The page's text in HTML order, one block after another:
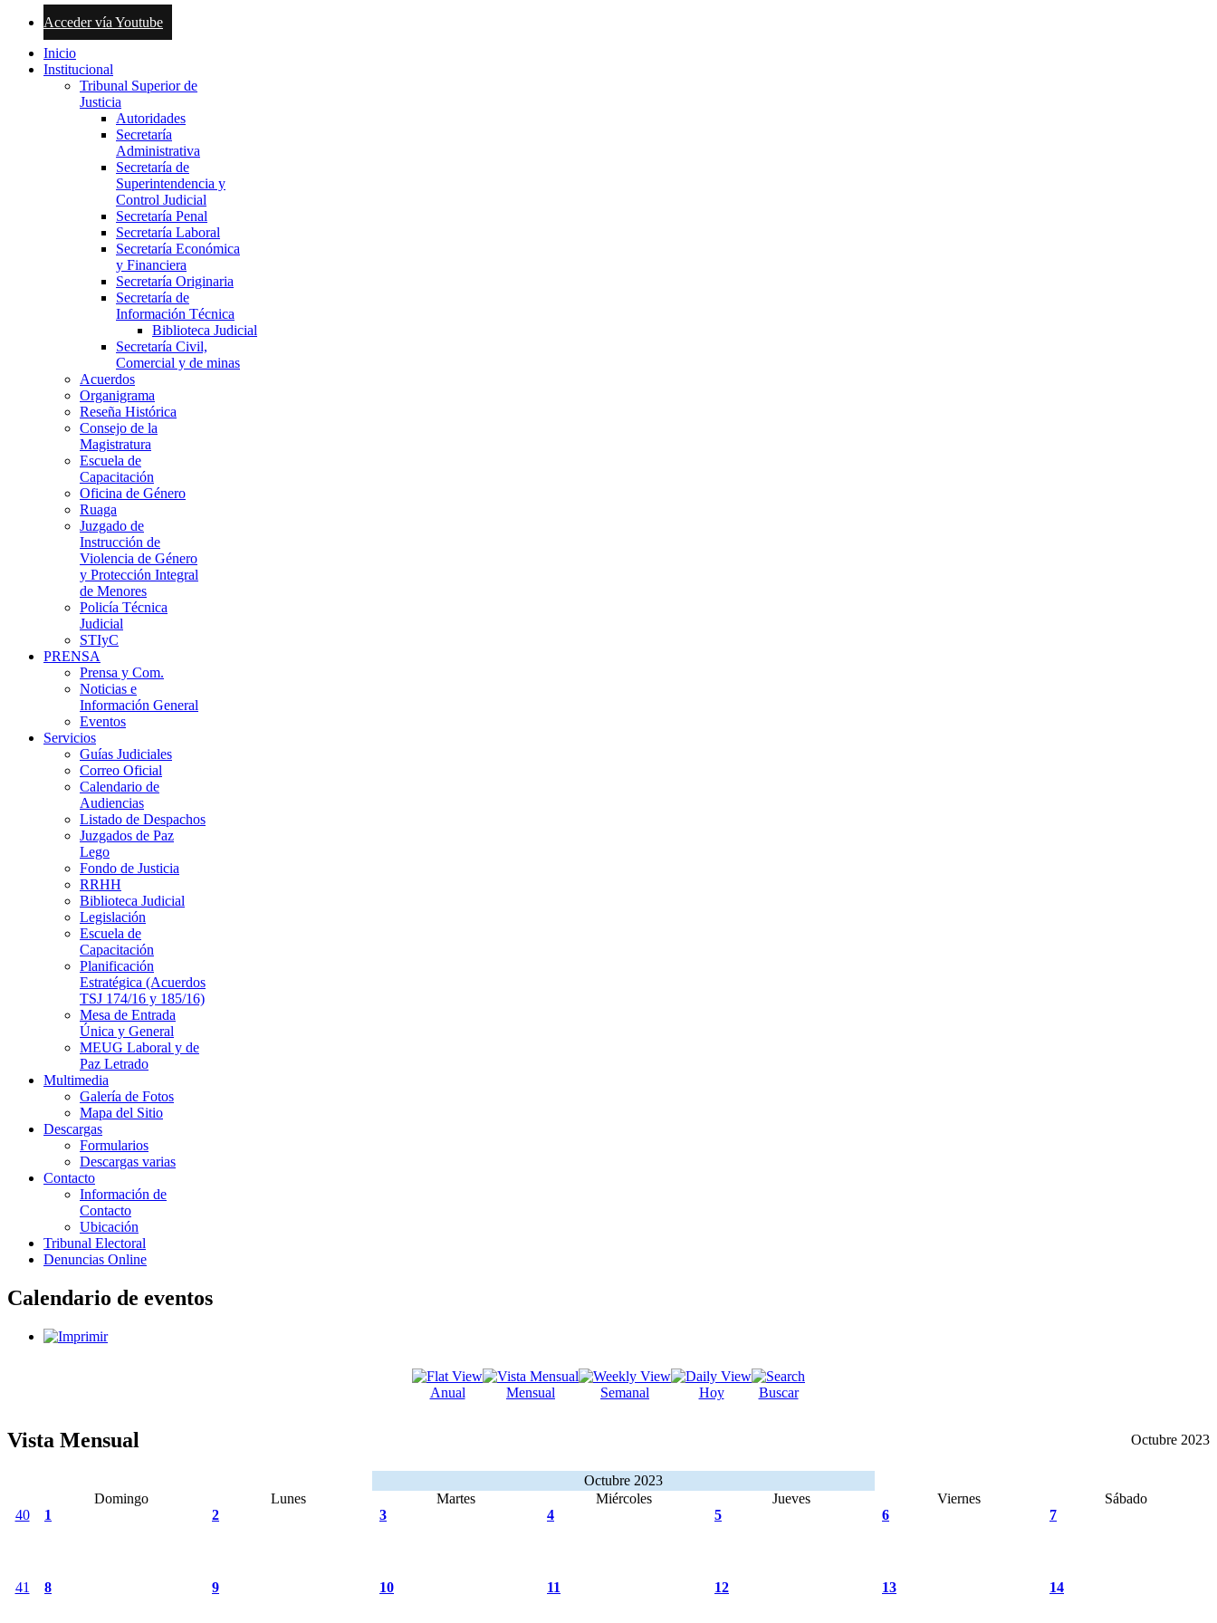
Acceder vía Youtube
Inicio
Institucional
Tribunal Superior de
Justicia
Autoridades
Secretaría
Administrativa
Secretaría de
Superintendencia y
Control Judicial
Secretaría Penal
Secretaría Laboral
Secretaría Económica
y Financiera
Secretaría Originaria
Secretaría de
Información Técnica
Biblioteca Judicial
Secretaría Civil,
Comercial y de minas
Acuerdos
Organigrama
Reseña Histórica
Consejo de la
Magistratura
Escuela de
Capacitación
Oficina de Género
Ruaga
Juzgado de
Instrucción de
Violencia de Género
y Protección Integral
de Menores
Policía Técnica
Judicial
STIyC
PRENSA
Prensa y Com.
Noticias e
Información General
Eventos
Servicios
Guías Judiciales
Correo Oficial
Calendario de
Audiencias
Listado de Despachos
Juzgados de Paz
Lego
Fondo de Justicia
RRHH
Biblioteca Judicial
Legislación
Escuela de
Capacitación
Planificación
Estratégica (Acuerdos
TSJ 174/16 y 185/16)
Mesa de Entrada
Única y General
MEUG Laboral y de
Paz Letrado
Multimedia
Galería de Fotos
Mapa del Sitio
Descargas
Formularios
Descargas varias
Contacto
Información de
Contacto
Ubicación
Tribunal Electoral
Denuncias Online
Calendario de eventos
Anual Mensual Semanal Hoy Buscar
Vista Mensual Octubre 2023
Octubre 2023
Domingo
Lunes Martes Miércoles Jueves Viernes
Sábado
40
1 2 3 4 5 6 7
41 8 9 10 11 12 13 14